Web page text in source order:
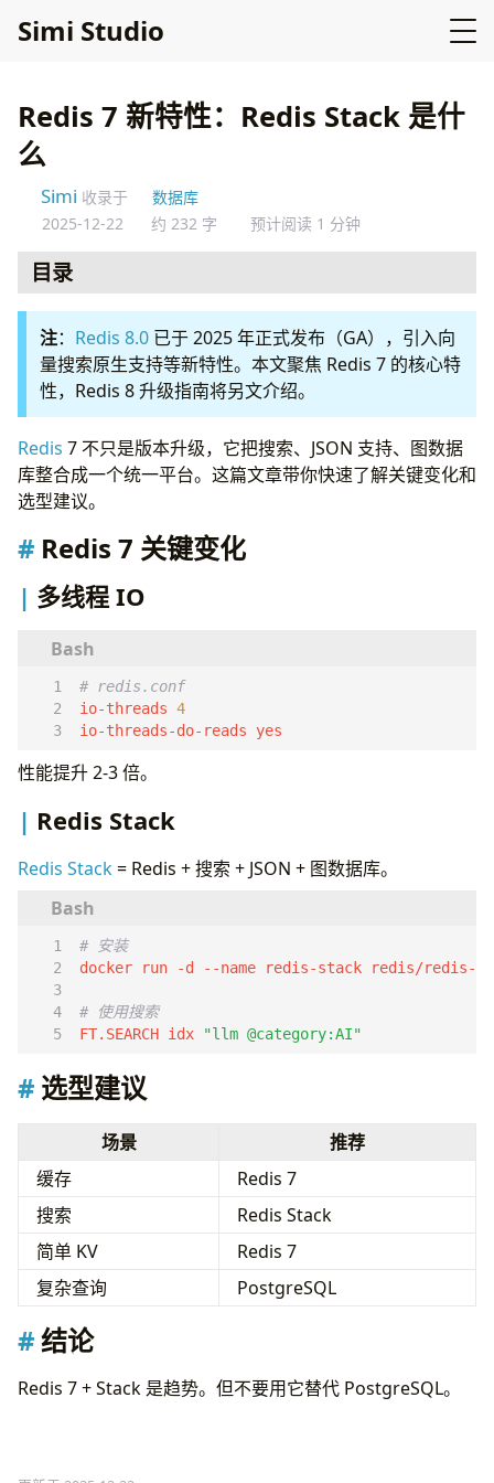
Simi Studio
Redis 7 新特性：Redis Stack 是什
么
Simi 收录于
数据库
2025-12-22
约 232 字 预计阅读 1 分钟
目录
Redis 7 关键变化
多线程 IO
Redis Stack
选型建议
结论
注： Redis 8.0 已于 2025 年正式发布（GA），引入向
量搜索原生支持等新特性。本文聚焦 Redis 7 的核心特
性，Redis 8 升级指南将另文介绍。
Redis 7 不只是版本升级，它把搜索、JSON 支持、图数据
库整合成一个统一平台。这篇文章带你快速了解关键变化和
选型建议。
Redis 7 关键变化
多线程 IO
# redis.conf
io-threads 4
io-threads-do-reads yes
性能提升 2-3 倍。
Redis Stack
Redis Stack= Redis + 搜索 + JSON + 图数据库。
# 安装
# 使用搜索
FT.SEARCH idx
"llm @category:AI"
选型建议
场景
推荐
缓存
Redis 7
搜索
Redis Stack
简单 KV
Redis 7
复杂查询
PostgreSQL
结论
Redis 7 + Stack 是趋势。但不要用它替代 PostgreSQL。